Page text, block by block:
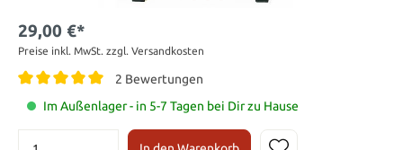
29,00 €*
Preise inkl. MwSt. zzgl. Versandkosten
2 Bewertungen
Im Außenlager - in 5-7 Tagen bei Dir zu Hause